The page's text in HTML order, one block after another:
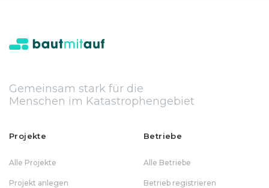
Gemeinsam stark für die
Menschen im Katastrophengebiet
Projekte
Alle Projekte
Projekt anlegen
Betriebe
Alle Betriebe
Betrieb registrieren